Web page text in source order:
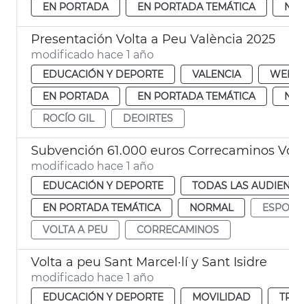
EN PORTADA
EN PORTADA TEMÁTICA
Presentación Volta a Peu València 2025
modificado hace 1 año
EDUCACIÓN Y DEPORTE VALENCIA
EN PORTADA
EN PORTADA TEMÁTICA
ROCÍO GIL
DEOIRTES
Subvención 61.000 euros Correcaminos
modificado hace 1 año
EDUCACIÓN Y DEPORTE TODAS LAS
EN PORTADA TEMÁTICA
NORMAL
VOLTA A PEU
CORRECAMINOS
Volta a peu Sant Marcel·lí y Sant Isidre
modificado hace 1 año
EDUCACIÓN Y DEPORTE MOVILIDAD